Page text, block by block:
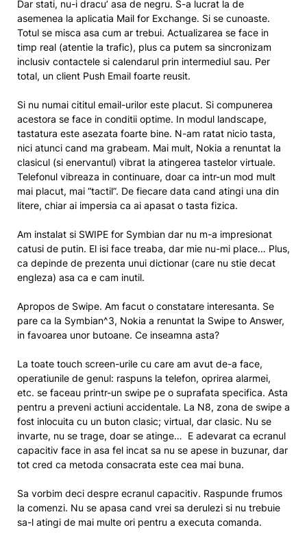
Dar stati, nu-i dracu’ asa de negru. S-a lucrat la de
asemenea la aplicatia Mail for Exchange. Si se cunoaste.
Totul se misca asa cum ar trebui. Actualizarea se face in
timp real (atentie la trafic), plus ca putem sa sincronizam
inclusiv contactele si calendarul prin intermediul sau. Per
total, un client Push Email foarte reusit.
Si nu numai cititul email-urilor este placut. Si compunerea
acestora se face in conditii optime. In modul landscape,
tastatura este asezata foarte bine. N-am ratat nicio tasta,
nici atunci cand ma grabeam. Mai mult, Nokia a renuntat la
clasicul (si enervantul) vibrat la atingerea tastelor virtuale.
Telefonul vibreaza in continuare, doar ca intr-un mod mult
mai placut, mai “tactil”. De fiecare data cand atingi una din
litere, chiar ai impersia ca ai apasat o tasta fizica.
Am instalat si SWIPE for Symbian dar nu m-a impresionat
catusi de putin. El isi face treaba, dar mie nu-mi place… Plus,
ca depinde de prezenta unui dictionar (care nu stie decat
engleza) asa ca e cam inutil.
Apropos de Swipe. Am facut o constatare interesanta. Se
pare ca la Symbian^3, Nokia a renuntat la Swipe to Answer,
in favoarea unor butoane. Ce inseamna asta?
La toate touch screen-urile cu care am avut de-a face,
operatiunile de genul: raspuns la telefon, oprirea alarmei,
etc. se faceau printr-un swipe pe o suprafata specifica. Asta
pentru a preveni actiuni accidentale. La N8, zona de swipe a
fost inlocuita cu un buton clasic; virtual, dar clasic. Nu se
invarte, nu se trage, doar se atinge… E adevarat ca ecranul
capacitiv face in asa fel incat sa nu se apese in buzunar, dar
tot cred ca metoda consacrata este cea mai buna.
Sa vorbim deci despre ecranul capacitiv. Raspunde frumos
la comenzi. Nu se apasa cand vrei sa derulezi si nu trebuie
sa-l atingi de mai multe ori pentru a executa comanda.